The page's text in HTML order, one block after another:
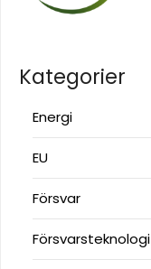
Kategorier
Energi
EU
Försvar
Försvarsteknologi